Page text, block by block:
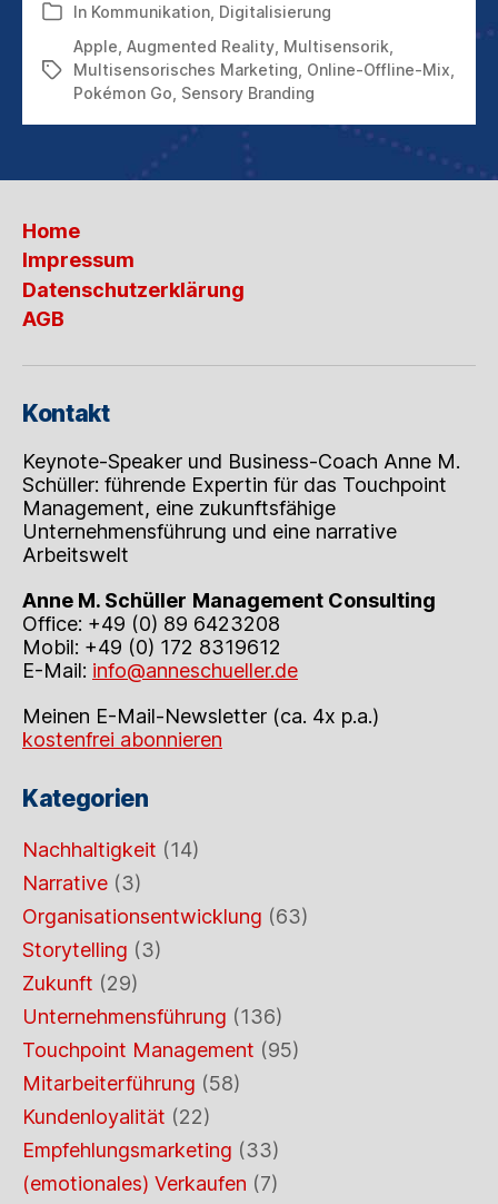
POKÉMON
SO
ERFOLGREICH
WURDE
Kategorien
In Kommunikation Digitalisierung
Schlagwörter
Apple Augmented Reality Multisensorik
Multisensorisches Marketing Online-Offline-Mix
Pokémon Go Sensory Branding
Home
Impressum
Datenschutzerklärung
AGB
Kontakt
Keynote-Speaker und Business-Coach Anne M.
Schüller: führende Expertin für das Touchpoint
Management, eine zukunftsfähige
Unternehmensführung und eine narrative
Arbeitswelt
Anne M. Schüller Management Consulting
Office: +49 (0) 89 6423208
Mobil: +49 (0) 172 8319612
E-Mail: info@anneschueller.de
Meinen E-Mail-Newsletter (ca. 4x p.a.)
kostenfrei abonnieren
Kategorien
Nachhaltigkeit (14)
Narrative (3)
Organisationsentwicklung (63)
Storytelling (3)
Zukunft (29)
Unternehmensführung (136)
Touchpoint Management (95)
Mitarbeiterführung (58)
Kundenloyalität (22)
Empfehlungsmarketing (33)
(emotionales) Verkaufen (7)